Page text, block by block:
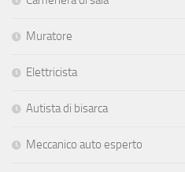
Muratore
Elettricista
Autista di bisarca
Meccanico auto esperto